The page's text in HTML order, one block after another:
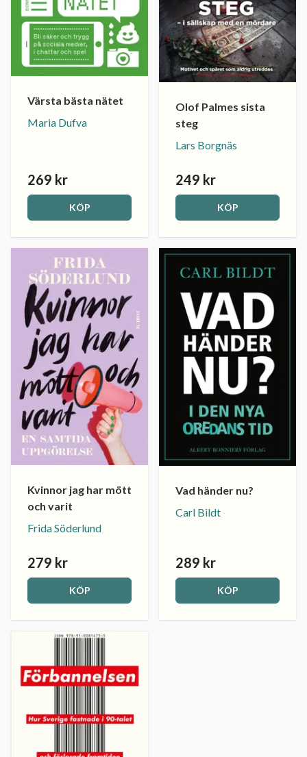
Värsta bästa nätet
Maria Dufva
269 kr
KÖP
Olof Palmes sista
steg
Lars Borgnäs
249 kr
KÖP
Kvinnor jag har mött
och varit
Frida Söderlund
279 kr
KÖP
Vad händer nu?
Carl Bildt
289 kr
KÖP